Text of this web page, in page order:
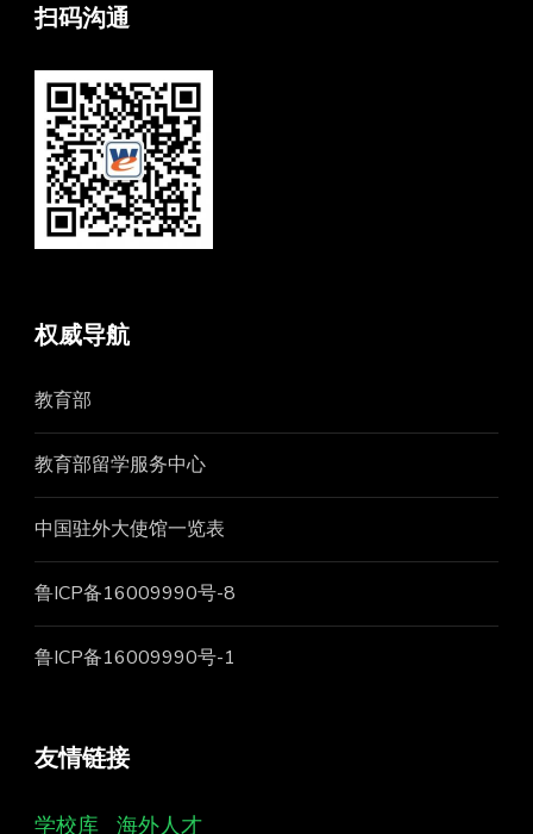
扫码沟通
权威导航
教育部
教育部留学服务中心
中国驻外大使馆一览表
鲁ICP备16009990号-8
鲁ICP备16009990号-1
友情链接
学校库 海外人才